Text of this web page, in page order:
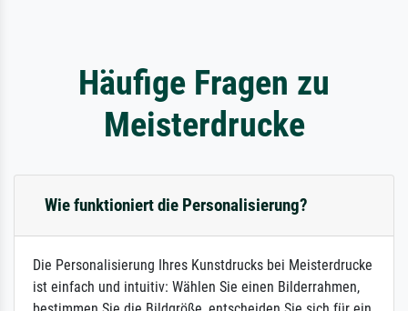
Häufige Fragen zu
Meisterdrucke
Wie funktioniert die Personalisierung?
Die Personalisierung Ihres Kunstdrucks bei Meisterdrucke
ist einfach und intuitiv: Wählen Sie einen Bilderrahmen,